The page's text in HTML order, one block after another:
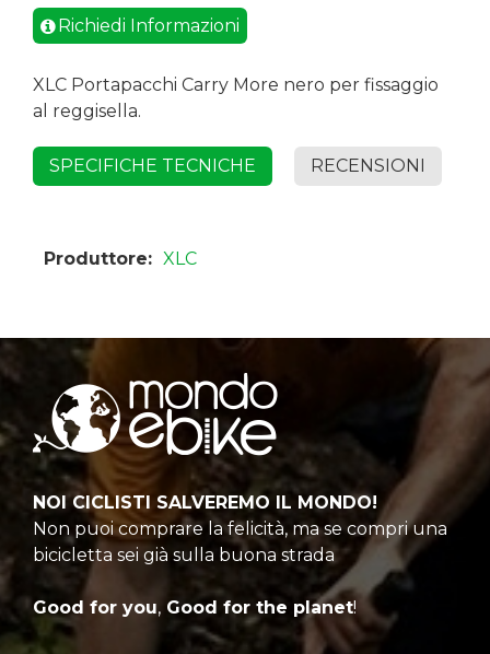
Richiedi Informazioni
XLC Portapacchi Carry More nero per fissaggio
al reggisella.
SPECIFICHE TECNICHE RECENSIONI
Produttore: XLC
NOI CICLISTI SALVEREMO IL MONDO!
Non puoi comprare la felicità, ma se compri una
bicicletta sei già sulla buona strada
Good for you, Good for the planet!